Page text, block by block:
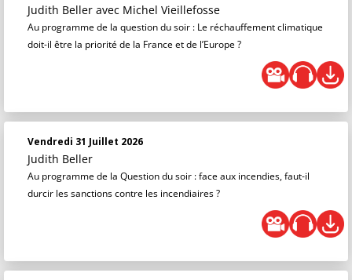
Judith Beller avec Michel Vieillefosse
Au programme de la question du soir : Le réchauffement climatique
doit-il être la priorité de la France et de l’Europe ?
Vendredi 31 Juillet 2026
Judith Beller
Au programme de la Question du soir : face aux incendies, faut-il
durcir les sanctions contre les incendiaires ?